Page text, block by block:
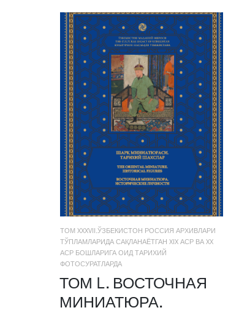
ТОМ XXXVII.ЎЗБЕКИСТОН РОССИЯ АРХИВЛАРИ
ТЎПЛАМЛАРИДА САҚЛАНАЁТГАН XIX АСР ВА XX
АСР БОШЛАРИГА ОИД ТАРИХИЙ
ФОТОСУРАТЛАРДА
ТОМ L. ВОСТОЧНАЯ
МИНИАТЮРА.